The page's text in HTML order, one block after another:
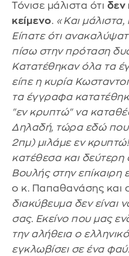
Τόνισε μάλιστα ότι δεν
κείμενο. «Και μάλιστα,
Είπατε ότι
πίσω στην πρόταση
Κατατέθηκαν όλα τα
είπε η κυρία
τα έγγραφα
"εν κρυπτώ" να
Δηλαδή, τώρα εδώ που
2πμ) μιλάμε εν
κατέθεσα και
Βουλής στην επίκαιρη
ο κ. Παπαθανάσης και
διακύβευμα δεν είναι
σας. Εκείνο που μας
την αλήθεια ο
εγκλωβίσει σε ένα